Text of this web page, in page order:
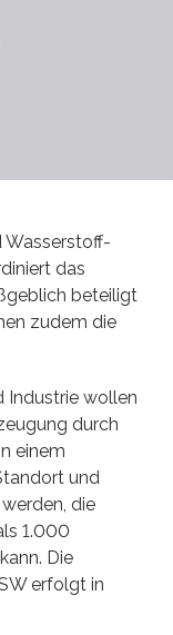
Wasserstoff-
das
beteiligt
zudem die
Industrie wollen
durch
einem
und
die
1.000
Die
erfolgt in